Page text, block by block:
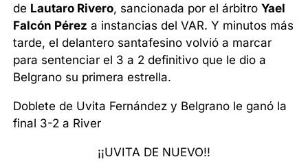
de Lautaro Rivero, sancionada por el árbitroYael
Falcón Pérez a instancias del VAR. Y minutos más
tarde, el delantero santafesino volvió a marcar
para sentenciar el 3 a 2 definitivo que le dio a
Belgrano su primera estrella.
Doblete de Uvita Fernández y Belgrano le ganó la
final 3-2 a River
¡¡UVITA DE NUEVO!!